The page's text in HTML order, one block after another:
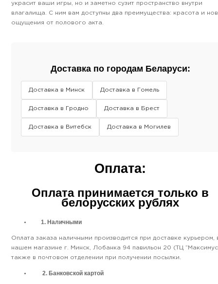
украсит ваши игры, но и заметно сузит пространство внутри
влагалища. С ним вам доступны два преимущества: красота и
ощущения от полового акта.
Доставка по городам Беларуси:
Доставка в Минск Доставка в Гомель
Доставка в Гродно Доставка в Брест
Доставка в Витебск Доставка в Могилев
Оплата:
Оплата принимается только в
белорусских рублях
1. Наличными
Оплата заказа наличными производится при доставке курьером,
нашем магазине г. Минск, Лобанка 94 павильон 20 (ТЦ
также в почтовом отделении при получении посылки.
2. Банковской картой